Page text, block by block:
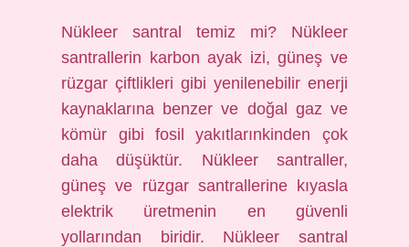
Nükleer santral temiz mi? Nükleer
santrallerin karbon ayak izi, güneş ve
rüzgar çiftlikleri gibi yenilenebilir enerji
kaynaklarına benzer ve doğal gaz ve
kömür gibi fosil yakıtlarınkinden çok
daha düşüktür. Nükleer santraller,
güneş ve rüzgar santrallerine kıyasla
elektrik üretmenin en güvenli
yollarından biridir. Nükleer santral